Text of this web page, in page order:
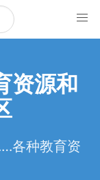
资源和
各种教育资